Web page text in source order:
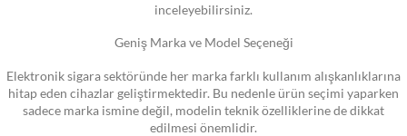
inceleyebilirsiniz.
Geniş Marka ve Model Seçeneği
Elektronik sigara sektöründe her marka farklı kullanım alışkanlıklarına
hitap eden cihazlar geliştirmektedir. Bu nedenle ürün seçimi yaparken
sadece marka ismine değil, modelin teknik özelliklerine de dikkat
edilmesi önemlidir.